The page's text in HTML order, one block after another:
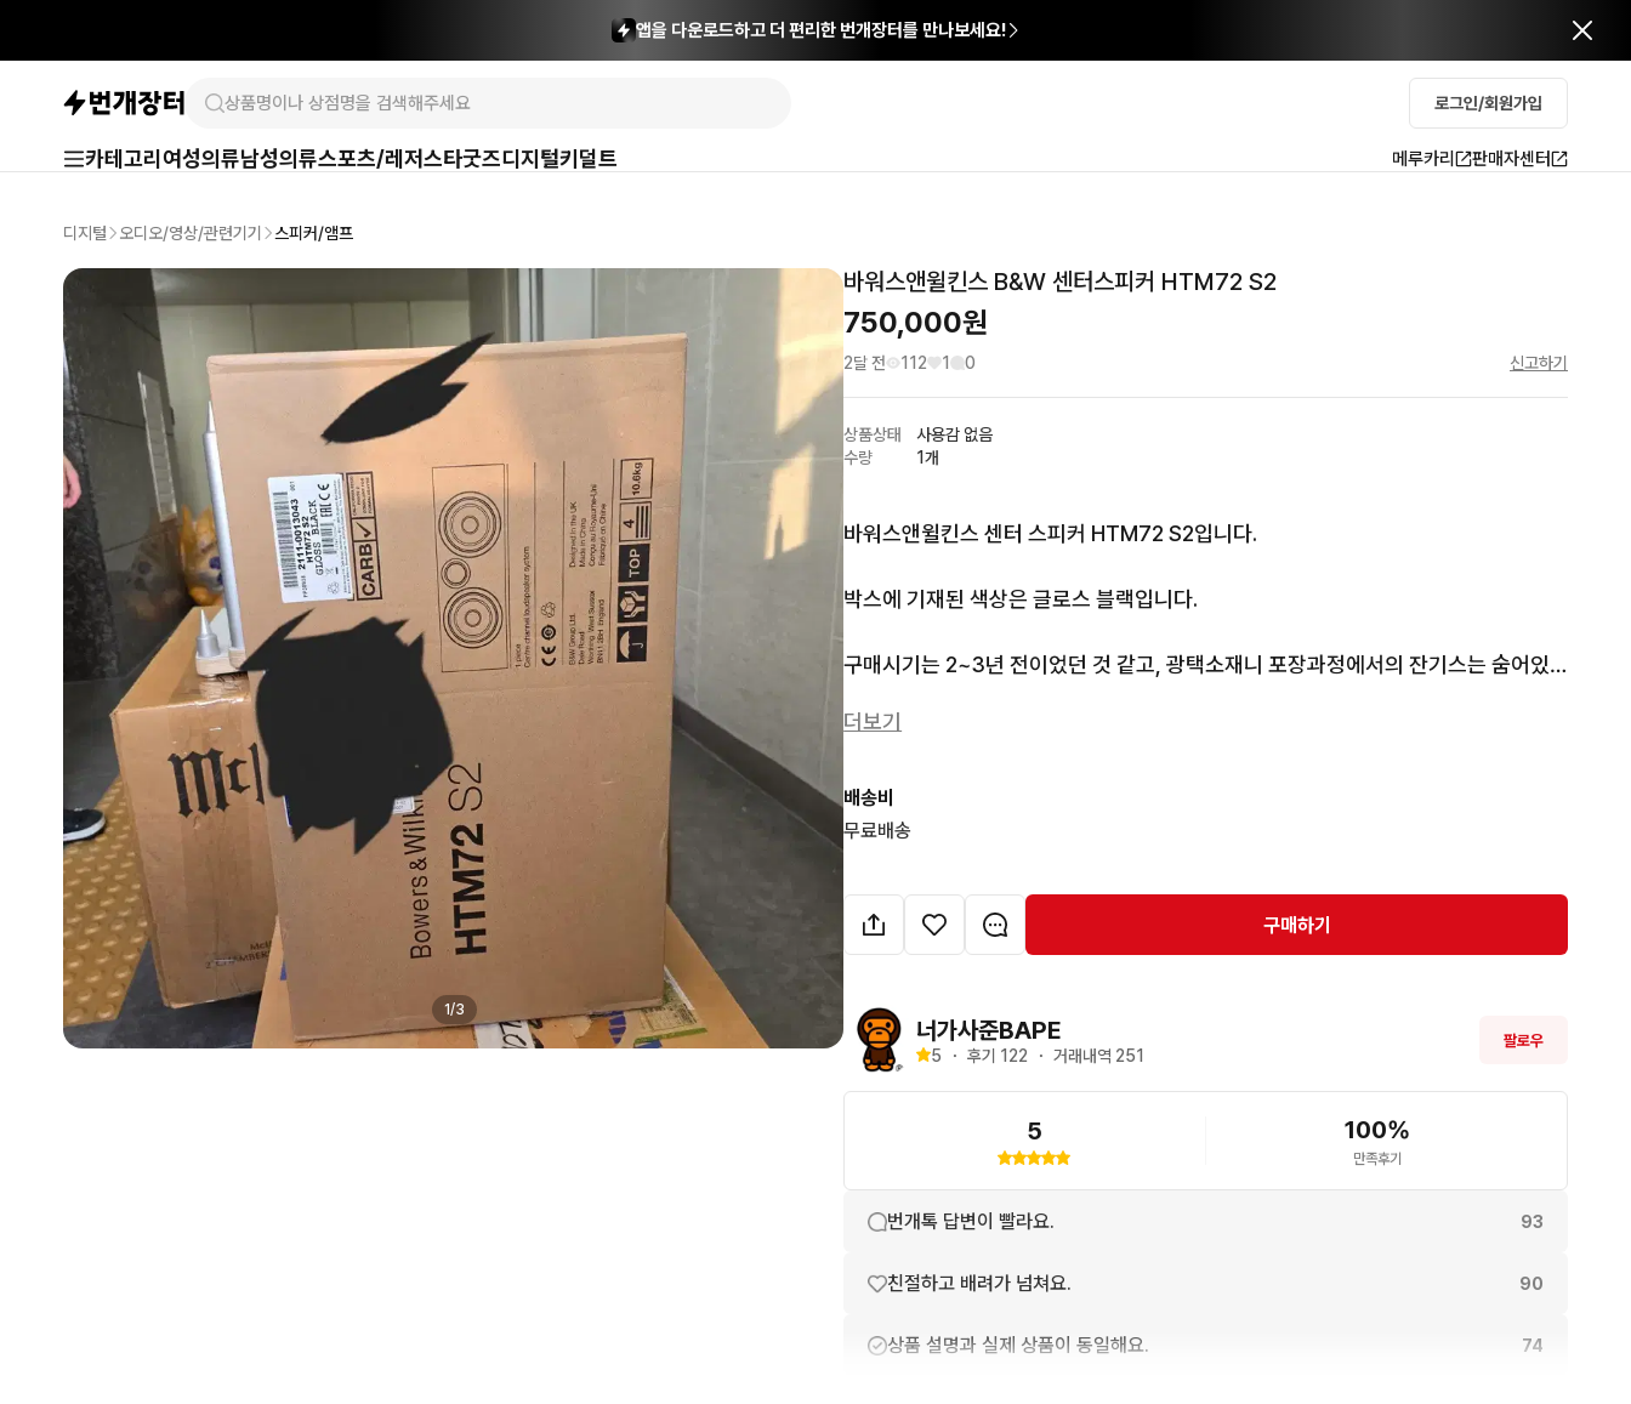
앱을 다운로드하고 더 편리한 번개장터를 만나보세요!
로그인/회원가입
카테고리 여성의류남성의류스포츠/레저스타굿즈디지털키덜트 메루카리 판매자센터
디지털 오디오/영상/관련기기 스피커/앰프
1/3
바워스앤윌킨스 B&W 센터스피커 HTM72 S2
750,000원
2달 전 112 1 0 신고하기
상품상태
사용감 없음
수량
1개
바워스앤윌킨스 센터 스피커 HTM72 S2입니다.
박스에 기재된 색상은 글로스 블랙입니다.
구매시기는 2~3년 전이었던 것 같고, 광택소재니 포장과정에서의 잔기스는 숨어있
이사하면서 포장해놓았습니다.
직접 가져가셔야 합니다!
연락주세요!!
더보기
배송비
무료배송
구매하기
너가사준BAPE
5 ・ 후기 122 ・ 거래내역 251
팔로우
5 100%
만족후기
번개톡 답변이 빨라요. 93
친절하고 배려가 넘쳐요. 90
상품 설명과 실제 상품이 동일해요. 74